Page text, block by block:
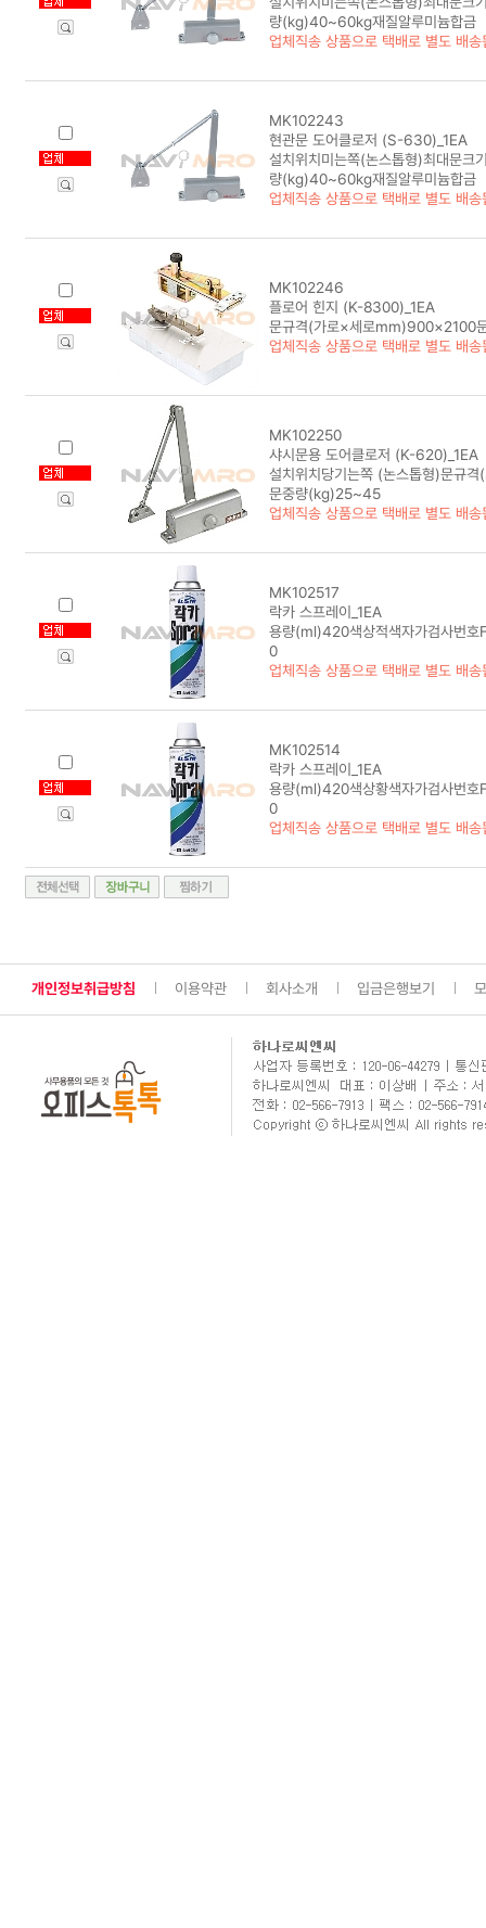
량(kg)40~60kg재질알루미늄합금
업체직송 상품으로 택배로 별도 배송
MK102243
현관문 도어클로저 (S-630)_1EA
설치위치미는쪽(논스톱형)최대문
량(kg)40~60kg재질알루미늄합금
업체직송 상품으로 택배로 별도 배송
MK102246
플로어 힌지 (K-8300)_1EA
문규격(가로×세로mm)900×2100
업체직송 상품으로 택배로 별도 배송
MK102250
샤시문용 도어클로저 (K-620)_1EA
설치위치당기는쪽 (논스톱형)문규
문중량(kg)25~45
업체직송 상품으로 택배로 별도 배송
MK102517
락카 스프레이_1EA
용량(ml)420색상적색자가검사번
0
업체직송 상품으로 택배로 별도 배송
MK102514
락카 스프레이_1EA
용량(ml)420색상황색자가검사번
0
업체직송 상품으로 택배로 별도 배송
개인정보취급방침 이용약관 회사소개 입금은행보기